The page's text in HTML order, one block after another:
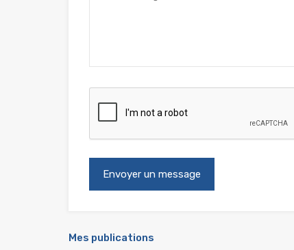
Mes publications